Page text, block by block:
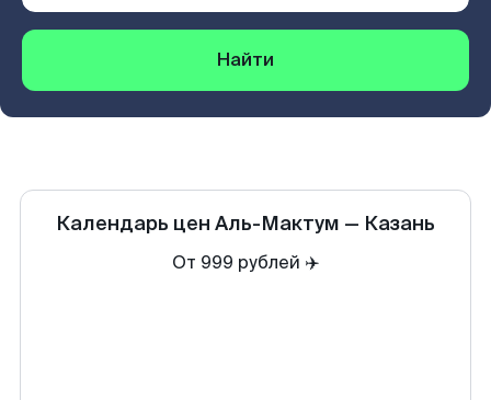
Найти
Календарь цен Аль-Мактум — Казань
От 999 рублей ✈️